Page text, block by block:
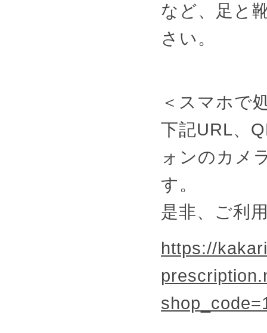
など、足と
さい。
＜スマホで
下記URL、
ォンのカメ
す。
是非、ご利
https://